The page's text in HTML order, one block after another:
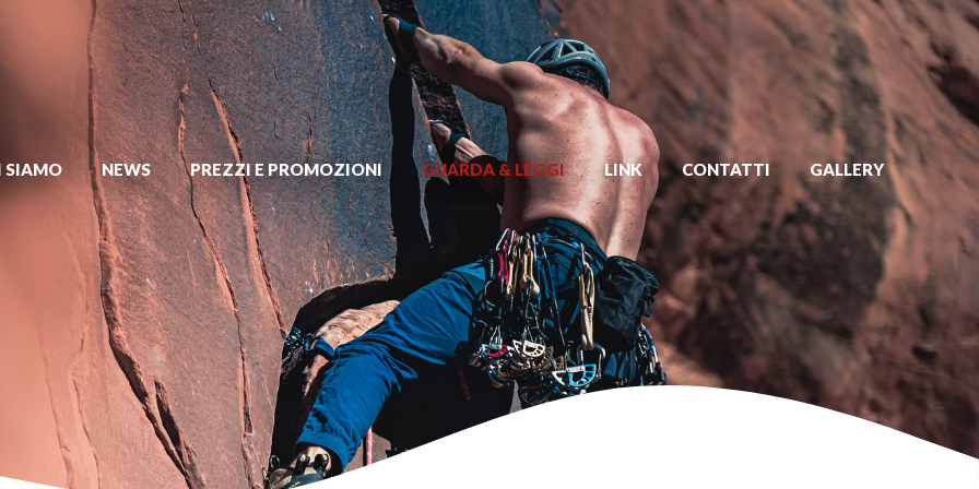
SIAMO NEWS PREZZI E PROMOZIONI GUARDA & LEGGI LINK CONTATTI GALLERY